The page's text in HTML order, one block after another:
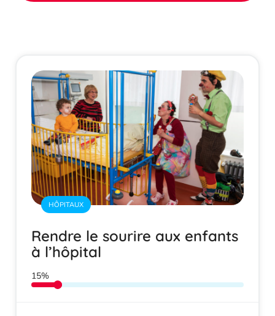
HÔPITAUX
Rendre le sourire aux enfants
à l’hôpital
15%